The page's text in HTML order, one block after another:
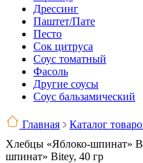
Дрессинг
Паштет/Пате
Песто
Сок цитруса
Соус томатный
Фасоль
Другие соусы
Соус бальзамический
Главная Каталог
Хлебцы «Яблоко-шпинат»
шпинат» Bitey, 40 гр